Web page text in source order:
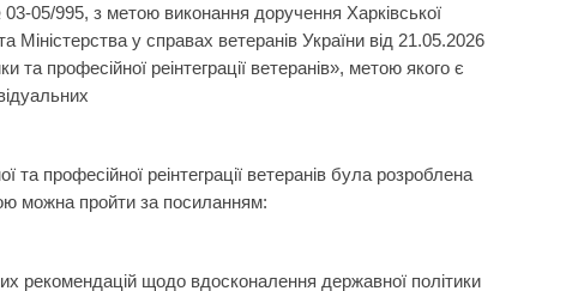
03-05/995, з метою виконання доручення Харківської
Міністерства у справах ветеранів України від 21.05.2026
професійної реінтеграції ветеранів», метою якого є
професійної реінтеграції ветеранів була розроблена
можна пройти за посиланням:
рекомендацій щодо вдосконалення державної політики